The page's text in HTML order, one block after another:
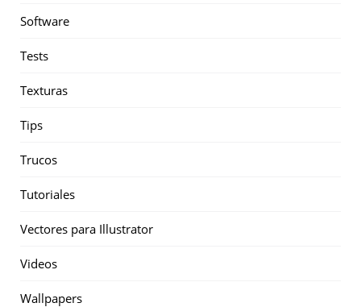
Software
Tests
Texturas
Tips
Trucos
Tutoriales
Vectores para Illustrator
Videos
Wallpapers